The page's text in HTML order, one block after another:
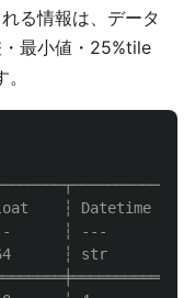
る情報は、データ
最小値・25%tile
┆ Datetime
┆ ---
┆ str